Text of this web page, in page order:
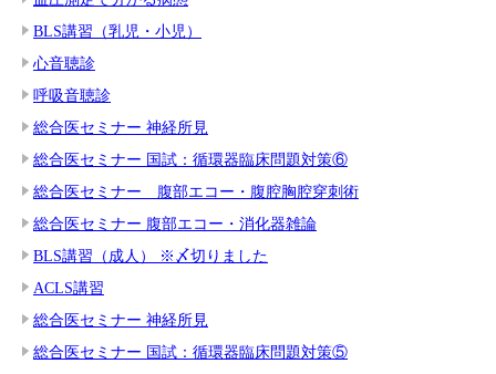
BLS講習（乳児・小児）
心音聴診
呼吸音聴診
総合医セミナー 神経所見
総合医セミナー 国試：循環器臨床問題対策⑥
総合医セミナー 腹部エコー・腹腔胸腔穿刺術
総合医セミナー 腹部エコー・消化器雑論
BLS講習（成人） ※〆切りました
ACLS講習
総合医セミナー 神経所見
総合医セミナー 国試：循環器臨床問題対策⑤